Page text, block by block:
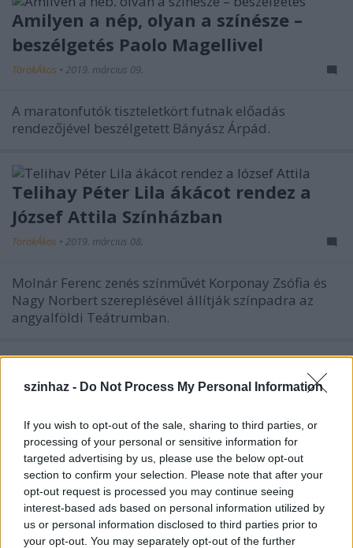
szinhaz - Do Not Process My Personal Information
If you wish to opt-out of the sale, sharing to third parties, or
processing of your personal or sensitive information for
targeted advertising by us, please use the below opt-out
section to confirm your selection. Please note that after your
opt-out request is processed you may continue seeing
interest-based ads based on personal information utilized by
us or personal information disclosed to third parties prior to
your opt-out. You may separately opt-out of the further
Amilyen a nép, olyan a színésze –
beszélgetés Paolo Magellivel
TörökÁkos • 2019. március 09.
A maratonfutók tiszteletkört futnak előadás
rendezőjével beszélgetett Bányász Árpád.
Telihay Péter Lila ákácot rendez a
József Attila Színházban
TörökÁkos • 2019. március 08.
Molnár Ferenc zenés színművét Korponay Zsófia és
Nagy Norbert szereplésével állítják színpadra az
angyalföldi Teátrumban.
A nap fotója – Gloria a Radnótiban
TörökÁkos•2019. március 05.
Hajdu Szabolcs mutatkozik be rendezőként a
Radnótiban. Ez az évad is nagyon erős náluk.
Art-Ravaló – Odüsszeusz lelépett
2019. március 05.